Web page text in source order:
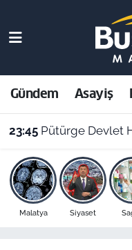
Gündem Asayiş
23:45 Pütürge Devlet
Malatya Siyaset
Asayiş
Ekonomi
Dünya
Bölge
Malatya
Malatya Hava
Malatya Namaz
Malatya Trafik
Süper Lig Puan